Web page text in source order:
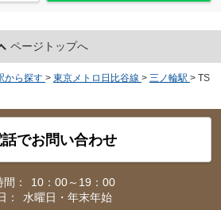
ページトップへ
から探す > 東京メトロ日比谷線 > 三ノ輪駅 > TS
話でお問い合わせ
：
10：00～19：00
：
水曜日・年末年始